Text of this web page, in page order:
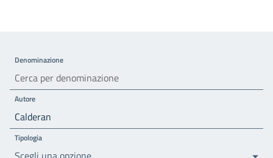
Denominazione
Autore
Tipologia